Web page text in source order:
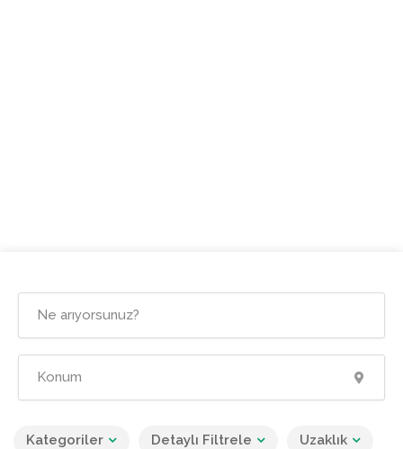
Kategoriler Detaylı Filtrele Uzaklık